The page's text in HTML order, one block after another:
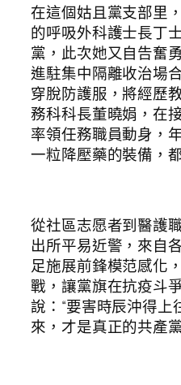
在這個姑且黨支部里
的呼吸外科護士長丁
黨，此次她又自告奮
進駐集中隔離收治場
穿脫防護服，將經歷
務科科長董曉娟，在
率領任務職員動身，
一粒降壓藥的裝備，
從社區志愿者到醫護
出所平易近警，來自
足施展前鋒模范感化
戰，讓黨旗在抗疫斗
說：“要害時辰沖得上
來，才是真正的共產